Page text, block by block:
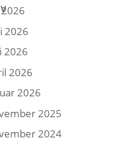
2026
2026
2026
2026
2025
2024